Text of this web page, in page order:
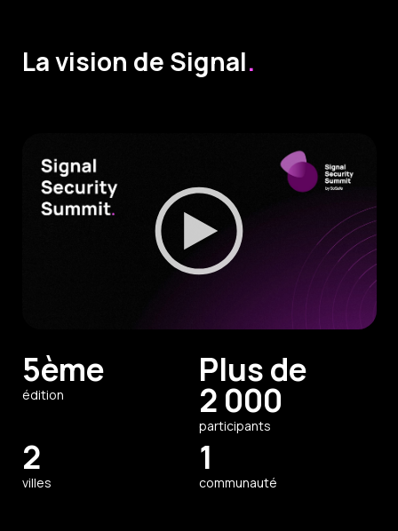
La vision de Signal.
5ème
édition
Plus de
2 000
participants
2
villes
1
communauté